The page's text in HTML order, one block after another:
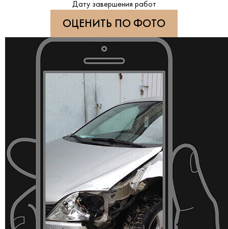
Дату завершения работ
ОЦЕНИТЬ ПО ФОТО